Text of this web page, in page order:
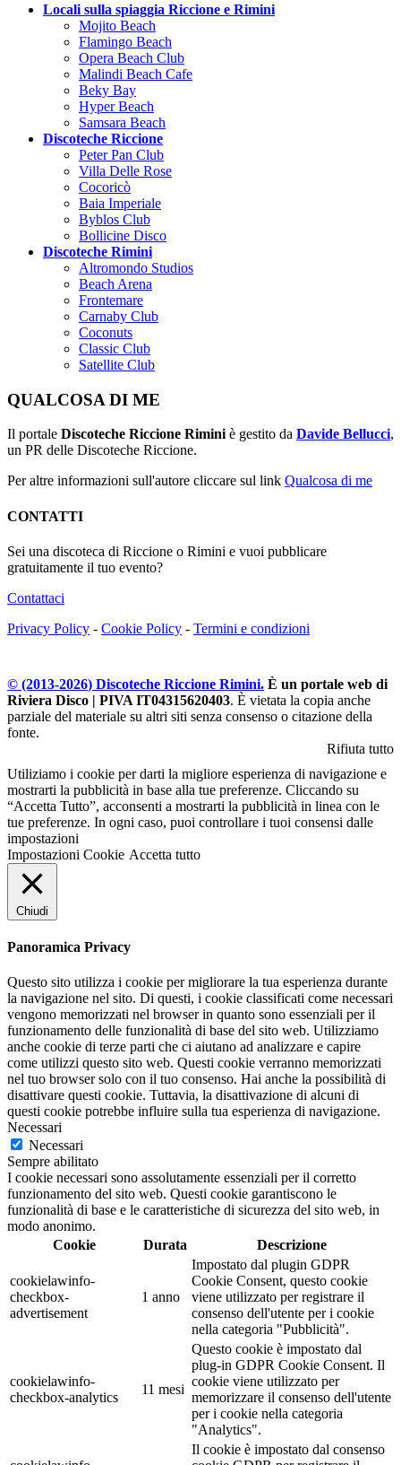
Locali sulla spiaggia Riccione e Rimini
Mojito Beach
Flamingo Beach
Opera Beach Club
Malindi Beach Cafe
Beky Bay
Hyper Beach
Samsara Beach
Discoteche Riccione
Peter Pan Club
Villa Delle Rose
Cocoricò
Baia Imperiale
Byblos Club
Bollicine Disco
Discoteche Rimini
Altromondo Studios
Beach Arena
Frontemare
Carnaby Club
Coconuts
Classic Club
Satellite Club
QUALCOSA DI ME
Il portale Discoteche Riccione Riminiè gestito da Davide Bellucci,
un PR delle Discoteche Riccione.
Per altre informazioni sull'autore cliccare sul link Qualcosa di me
CONTATTI
Sei una discoteca di Riccione o Rimini e vuoi pubblicare
gratuitamente il tuo evento?
Contattaci
Privacy Policy - Cookie Policy - Termini e condizioni
© (2013-2026) Discoteche Riccione Rimini. È un portale web di
Riviera Disco | PIVA IT04315620403. È vietata la copia anche
parziale del materiale su altri siti senza consenso o citazione della
fonte.
Rifiuta tutto
Utiliziamo i cookie per darti la migliore esperienza di navigazione e
mostrarti la pubblicità in base alla tue preferenze. Cliccando su
“Accetta Tutto”, acconsenti a mostrarti la pubblicità in linea con le
tue preferenze. In ogni caso, puoi controllare i tuoi consensi dalle
impostazioni
Impostazioni Cookie Accetta tutto
Chiudi
Panoramica Privacy
Questo sito utilizza i cookie per migliorare la tua esperienza durante
la navigazione nel sito. Di questi, i cookie classificati come necessari
vengono memorizzati nel browser in quanto sono essenziali per il
funzionamento delle funzionalità di base del sito web. Utilizziamo
anche cookie di terze parti che ci aiutano ad analizzare e capire
come utilizzi questo sito web. Questi cookie verranno memorizzati
nel tuo browser solo con il tuo consenso. Hai anche la possibilità di
disattivare questi cookie. Tuttavia, la disattivazione di alcuni di
questi cookie potrebbe influire sulla tua esperienza di navigazione.
Necessari
Necessari
Sempre abilitato
I cookie necessari sono assolutamente essenziali per il corretto
funzionamento del sito web. Questi cookie garantiscono le
funzionalità di base e le caratteristiche di sicurezza del sito web, in
modo anonimo.
Cookie
Durata Descrizione
cookielawinfo-
checkbox-
advertisement
1 anno
Impostato dal plugin GDPR
Cookie Consent, questo cookie
viene utilizzato per registrare il
consenso dell'utente per i cookie
nella categoria "Pubblicità".
cookielawinfo-
checkbox-analytics
11 mesi
Questo cookie è impostato dal
plug-in GDPR Cookie Consent. Il
cookie viene utilizzato per
memorizzare il consenso dell'utente
per i cookie nella categoria
"Analytics".
Il cookie è impostato dal consenso